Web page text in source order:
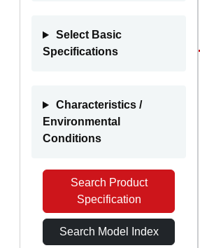
Select Basic
Specifications
Characteristics /
Environmental
Conditions
Search Product
Specification
Search Model Index